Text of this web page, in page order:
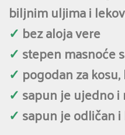
biljnim uljima i
✓ bez aloja vere
✓stepen masnoće
✓ pogodan za
✓sapun je ujedno
✓sapun je odličan